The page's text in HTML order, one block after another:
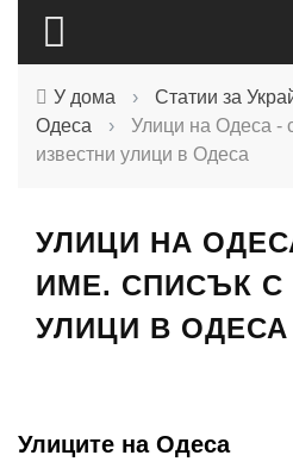
У дома › Статии за
Одеса
›
Улици на Одеса -
известни улици в Одеса
УЛИЦИ НА
ИМЕ. СПИСЪК С
УЛИЦИ В ОДЕСА
Улиците на Одеса